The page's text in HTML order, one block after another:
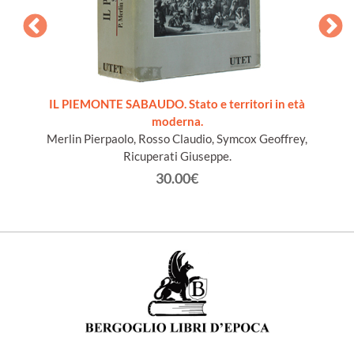
IL PIEMONTE SABAUDO. Stato e territori in età
moderna.
Merlin Pierpaolo, Rosso Claudio, Symcox Geoffrey,
Ricuperati Giuseppe.
30.00€